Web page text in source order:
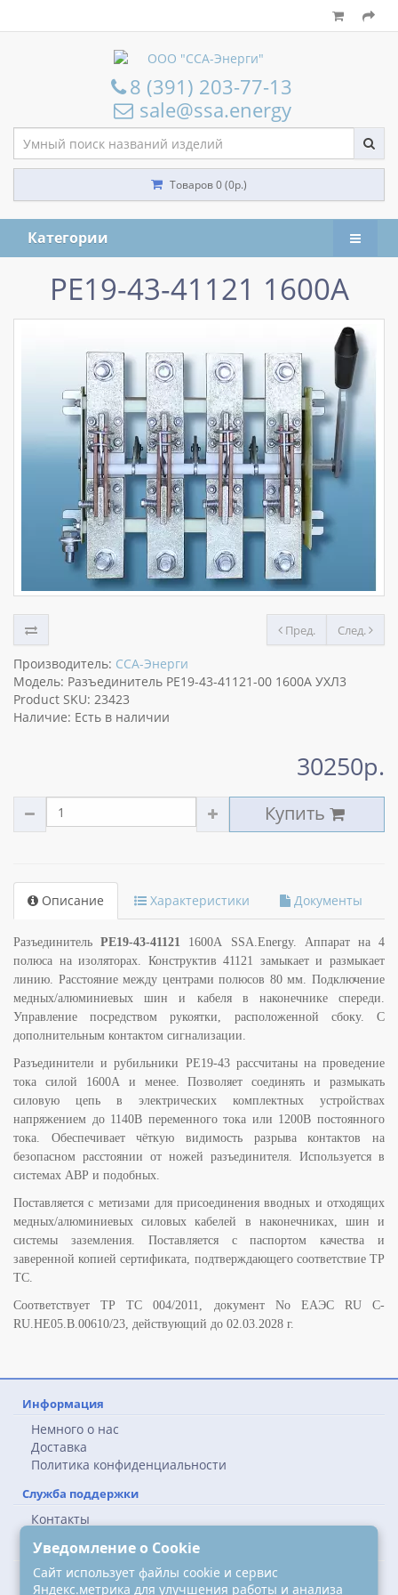
8 (391) 203-77-13
sale@ssa.energy
Товаров 0 (0р.)
Категории
РЕ19-43-41121 1600А
Пред. След.
Производитель: ССА-Энерги
Модель: Разъединитель РЕ19-43-41121-00 1600А УХЛ3
Product SKU: 23423
Наличие: Есть в наличии
30250р.
Купить
Описание Характеристики Документы
РазъединительРЕ19-43-41121 1600А SSA.Energy. Аппарат на 4
полюса на изоляторах. Конструктив 41121 замыкает и размыкает
линию. Расстояние между центрами полюсов 80 мм. Подключение
медных/алюминиевых шин и кабеля в наконечнике спереди.
Управление посредством рукоятки, расположенной сбоку. С
дополнительным контактом сигнализации.
Разъединители и рубильники РЕ19-43 рассчитаны на проведение
тока силой 1600А и менее. Позволяет соединять и размыкать
силовую цепь в электрических комплектных устройствах
напряжением до 1140В переменного тока или 1200В постоянного
тока. Обеспечивает чёткую видимость разрыва контактов на
безопасном расстоянии от ножей разъединителя. Используется в
системах АВР и подобных.
Поставляется с метизами для присоединения вводных и отходящих
медных/алюминиевых силовых кабелей в наконечниках, шин и
системы заземления. Поставляется с паспортом качества и
заверенной копией сертификата, подтверждающего соответствие ТР
ТС.
Соответствует ТР ТС 004/2011, документ No ЕАЭС RU C-
RU.НЕ05.B.00610/23, действующий до 02.03.2028 г.
Информация
Немного о нас
Доставка
Политика конфиденциальности
Служба поддержки
Контакты
Наши контакты
Уведомление о Cookie
Сайт использует файлы cookie и сервис
Яндекс.метрика для улучшения работы и анализа